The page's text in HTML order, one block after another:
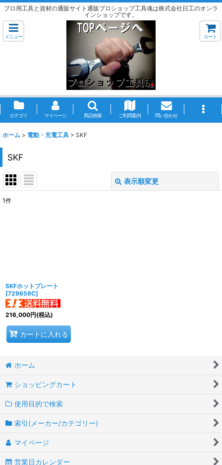
プロ用工具と資材の通販サイト通販プロショップ工具魂は株式会社日工のオンラ
インショップです。
メニュー カート
カテゴリ マイページ 商品検索 ご利用案内 問い合わせ
ホーム > 電動・充電工具 > SKF
SKF
表示順変更
1件
SKFホットプレート
[729659C]
216,000円(税込)
カートに入れる
ホーム
ショッピングカート
使用目的で検索
索引(メーカー/カテゴリー)
マイページ
営業日カレンダー